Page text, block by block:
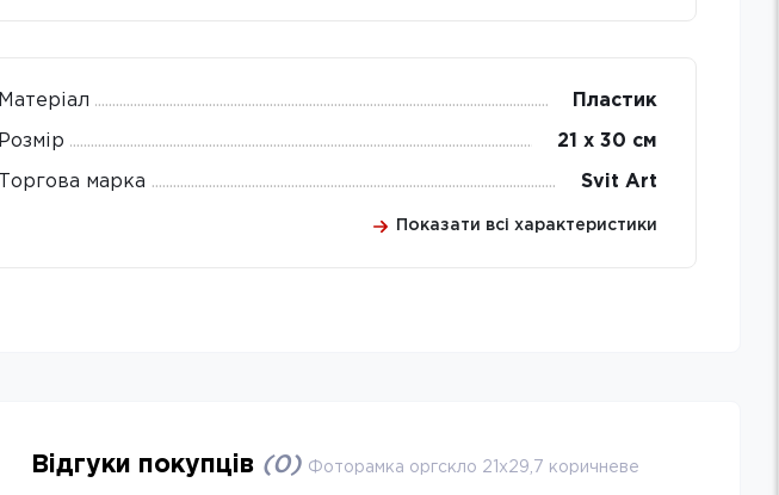
Матеріал Пластик
Розмір 21 х 30 см
Торгова марка Svit Art
Показати всі характеристики
Відгуки покупців (0) Фоторамка оргскло 21х29,7 коричневе